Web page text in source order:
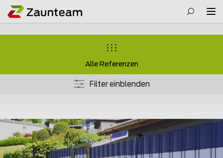
Alle Referenzen
Filter einblenden